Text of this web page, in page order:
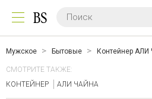
Мужское Бытовые Контейнер
СМОТРИТЕ ТАКЖЕ:
КОНТЕЙНЕР
АЛИ ЧАЙНА